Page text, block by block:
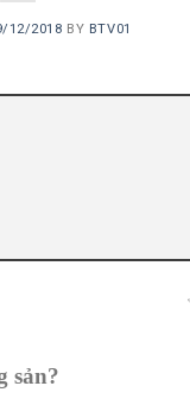
12/2018 BY BTV01
sản?